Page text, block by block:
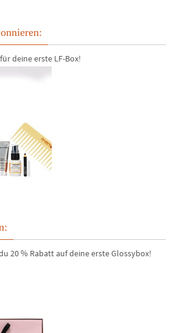
deine erste LF-Box!
20 % Rabatt auf deine erste Glossybox!